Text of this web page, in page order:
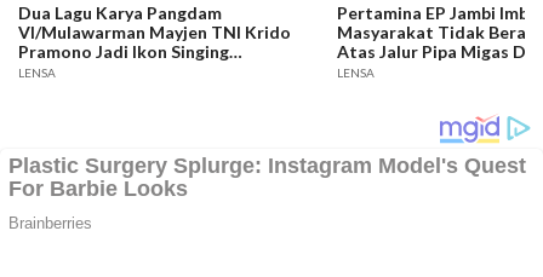
Dua Lagu Karya Pangdam
VI/Mulawarman Mayjen TNI Krido
Pramono Jadi Ikon Singing
Competition HUT Ke-81 RI
LENSA
Pertamina EP Jambi
Masyarakat Tidak
Atas Jalur Pipa Migas
Keselamatan Bersama
LENSA